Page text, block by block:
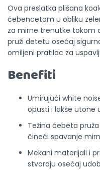
Ova preslatka plišana
ćebencetom u obliku
za mirne trenutke tokom
pruži detetu osećaj
omiljeni pratilac za
Benefiti
Umirujući white
opusti i lakše utone
Težina ćebeta
čineći spavanje
Mekani materijali i
stvaraju osećaj